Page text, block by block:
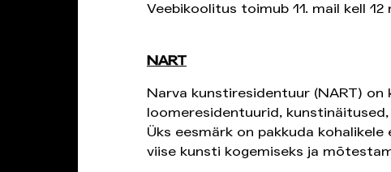
Veebikoolitus toimub 11. mail kell
NART
Narva kunstiresidentuur (NART)
loomeresidentuurid,
Üks eesmärk on pakkuda
viise kunsti kogemiseks ja